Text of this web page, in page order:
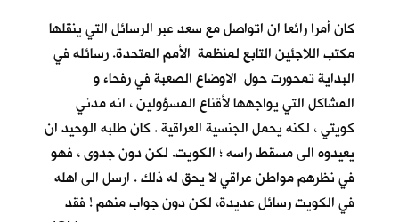
كان أمرا رائعا ان اتواصل مع سعد عبر الرسائل التي ينقلها
مكتب اللاجئين التابع لمنظمة الأمم المتحدة. رسائله في
البداية تمحورت حول الاوضاع الصعبة في رفحاء و
المشاكل التي يواجهها لأقناع المسؤولين ، انه مدني
كويتي ، لكنه يحمل الجنسية العراقية . كان طلبه الوحيد ان
يعيدوه الى مسقط راسه ؛ الكويت. لكن دون جدوى ، فهو
في نظرهم مواطن عراقي لا يحق له ذلك . ارسل الى اهله
في الكويت رسائل عديدة، لكن دون جواب منهم ! فقد